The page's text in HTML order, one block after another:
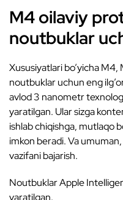
M4 oilaviy
noutbuklar
Xususiyatlari bo’yicha
noutbuklar uchun eng
avlod 3 nanometr
yaratilgan. Ular sizga
ishlab chiqishga, mutlaqo
imkon beradi. Va
vazifani bajarish.
Noutbuklar Apple
yaratilgan.